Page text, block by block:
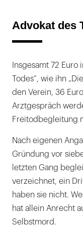
Advokat des
Insgesamt 72
Todes“, wie ihn
den Verein, 36
Arztgespräch
Freitodbegleitung
Nach eigenen
Gründung vor
letzten Gang
verzeichnet, ein
haben sie nicht.
hat allein Anrecht
Selbstmord.